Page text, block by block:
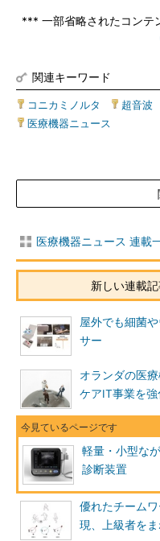
*** 一部省略されたコンテ
関連キーワード
コニカミノルタ 超音波
医療機器ニュース
医療機器ニュース 連載
新しい連載
屋外でも細菌
サー
オランダの医
ケアIT事業を強
軽量・小型な
診断装置
優れたチーム
現、上級者を